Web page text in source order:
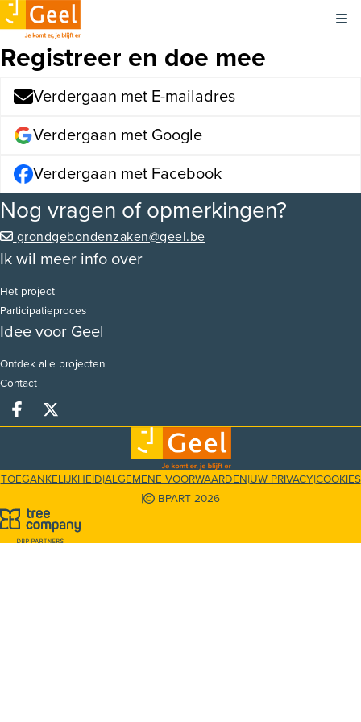
Registreer en doe mee
Verdergaan met E-mailadres
Verdergaan met Google
Verdergaan met Facebook
Nog vragen of opmerkingen?
grondgebondenzaken@geel.be
Ik wil meer info over
Het project
Participatieproces
Idee voor Geel
Ontdek alle projecten
Contact
Deel op facebook
Deel op X
TOEGANKELIJKHEID|ALGEMENE VOORWAARDEN|UW PRIVACY|COOKIES
| BPART 2026